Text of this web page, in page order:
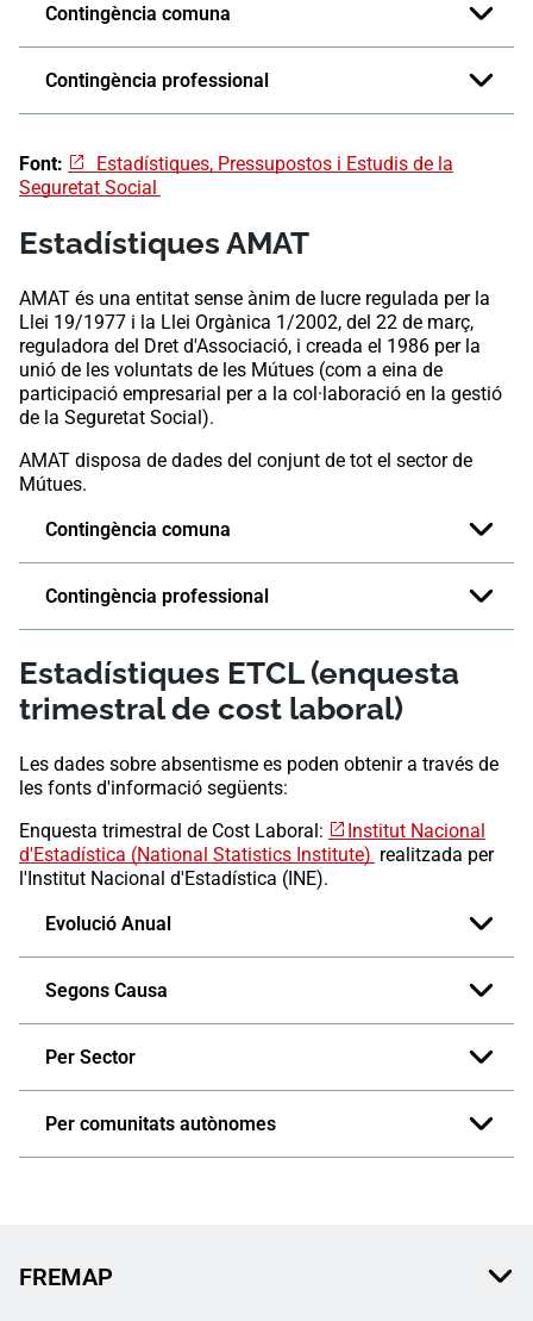
Contingència comuna
Contingència professional
Font:
Estadístiques, Pressupostos i Estudis de la
Seguretat Social
Estadístiques AMAT
AMAT és una entitat sense ànim de lucre regulada per la
Llei 19/1977 i la Llei Orgànica 1/2002, del 22 de març,
reguladora del Dret d'Associació, i creada el 1986 per la
unió de les voluntats de les Mútues (com a eina de
participació empresarial per a la col·laboració en la gestió
de la Seguretat Social).
AMAT disposa de dades del conjunt de tot el sector de
Mútues.
Contingència comuna
Contingència professional
Estadístiques ETCL (enquesta
trimestral de cost laboral)
Les dades sobre absentisme es poden obtenir a través de
les fonts d'informació següents:
Enquesta trimestral de Cost Laboral:
Institut Nacional
d'Estadística (National Statistics Institute) realitzada per
l'Institut Nacional d'Estadística (INE).
Evolució Anual
Segons Causa
Per Sector
Per comunitats autònomes
FREMAP